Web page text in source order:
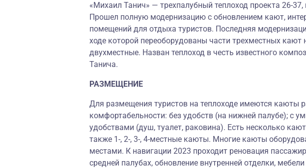
«Михаил Танич» — трехпалубный теплоход проекта 26-37,
Прошел полную модернизацию с обновлением кают,
помещений для отдыха туристов. Последняя
ходе которой переоборудованы части трехместных кают
двухместные. Назван теплоход в честь известного
Танича.
РАЗМЕЩЕНИЕ
Для размещения туристов на теплоходе имеются каюты
комфортабельности: без удобств (на нижней палубе); с
удобствами (душ, туалет, раковина). Есть несколько
также 1-, 2-, 3-, 4-местные каюты. Многие каюты
местами. К навигации 2023 проходит реновация
средней палубах, обновление внутренней отделки,